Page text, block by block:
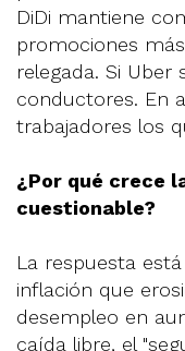
DiDi mantiene
promociones
relegada. Si Uber
conductores. En
trabajadores los
¿Por qué crece
cuestionable?
La respuesta
inflación que
desempleo en
caída libre, el